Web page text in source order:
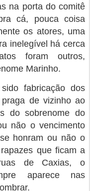
na porta do comitê
cá, pouca coisa
os atores, uma
inelegível há cerca
foram outros,
Marinho.
fabricação dos
de vizinho ao
do sobrenome do
não o vencimento
honram ou não o
que ficam a
de Caxias, o
aparece nas